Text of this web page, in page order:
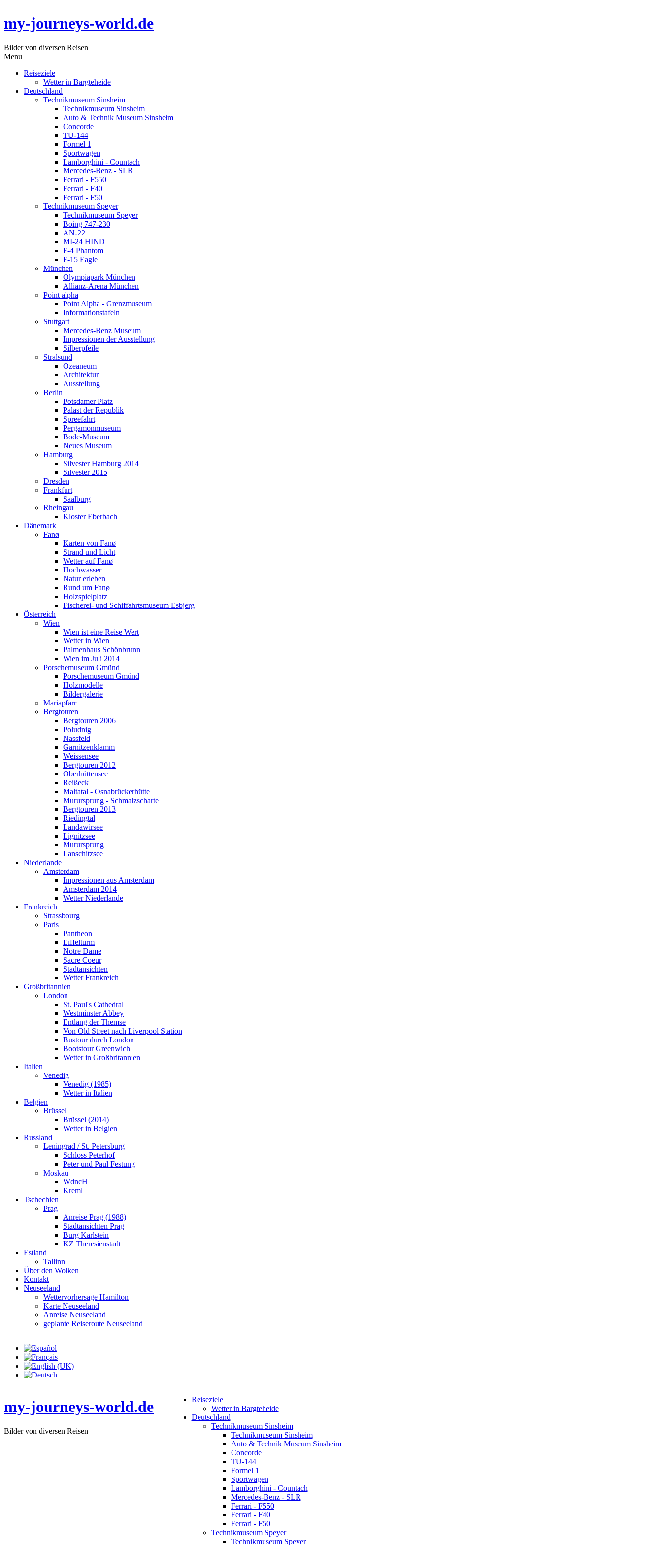
my-journeys-world.de
Bilder von diversen Reisen
Menu
Reiseziele
Wetter in Bargteheide
Deutschland
Technikmuseum Sinsheim
Technikmuseum Sinsheim
Auto & Technik Museum Sinsheim
Concorde
TU-144
Formel 1
Sportwagen
Lamborghini - Countach
Mercedes-Benz - SLR
Ferrari - F550
Ferrari - F40
Ferrari - F50
Technikmuseum Speyer
Technikmuseum Speyer
Boing 747-230
AN-22
MI-24 HIND
F-4 Phantom
F-15 Eagle
München
Olympiapark München
Allianz-Arena München
Point alpha
Point Alpha - Grenzmuseum
Informationstafeln
Stuttgart
Mercedes-Benz Museum
Impressionen der Ausstellung
Silberpfeile
Stralsund
Ozeaneum
Architektur
Ausstellung
Berlin
Potsdamer Platz
Palast der Republik
Spreefahrt
Pergamonmuseum
Bode-Museum
Neues Museum
Hamburg
Silvester Hamburg 2014
Silvester 2015
Dresden
Frankfurt
Saalburg
Rheingau
Kloster Eberbach
Dänemark
Fanø
Karten von Fanø
Strand und Licht
Wetter auf Fanø
Hochwasser
Natur erleben
Rund um Fanø
Holzspielplatz
Fischerei- und Schiffahrtsmuseum Esbjerg
Österreich
Wien
Wien ist eine Reise Wert
Wetter in Wien
Palmenhaus Schönbrunn
Wien im Juli 2014
Porschemuseum Gmünd
Porschemuseum Gmünd
Holzmodelle
Bildergalerie
Mariapfarr
Bergtouren
Bergtouren 2006
Poludnig
Nassfeld
Garnitzenklamm
Weissensee
Bergtouren 2012
Oberhüttensee
Reißeck
Maltatal - Osnabrückerhütte
Murursprung - Schmalzscharte
Bergtouren 2013
Riedingtal
Landawirsee
Lignitzsee
Murursprung
Lanschitzsee
Niederlande
Amsterdam
Impressionen aus Amsterdam
Amsterdam 2014
Wetter Niederlande
Frankreich
Strassbourg
Paris
Pantheon
Eiffelturm
Notre Dame
Sacre Coeur
Stadtansichten
Wetter Frankreich
Großbritannien
London
St. Paul's Cathedral
Westminster Abbey
Entlang der Themse
Von Old Street nach Liverpool Station
Bustour durch London
Bootstour Greenwich
Wetter in Großbritannien
Italien
Venedig
Venedig (1985)
Wetter in Italien
Belgien
Brüssel
Brüssel (2014)
Wetter in Belgien
Russland
Leningrad / St. Petersburg
Schloss Peterhof
Peter und Paul Festung
Moskau
WdncH
Kreml
Tschechien
Prag
Anreise Prag (1988)
Stadtansichten Prag
Burg Karlstein
KZ Theresienstadt
Estland
Tallinn
Über den Wolken
Kontakt
Neuseeland
Wettervorhersage Hamilton
Karte Neuseeland
Anreise Neuseeland
geplante Reiseroute Neuseeland
my-journeys-world.de
Bilder von diversen Reisen
Reiseziele
Wetter in Bargteheide
Deutschland
Technikmuseum Sinsheim
Technikmuseum Sinsheim
Auto & Technik Museum Sinsheim
Concorde
TU-144
Formel 1
Sportwagen
Lamborghini - Countach
Mercedes-Benz - SLR
Ferrari - F550
Ferrari - F40
Ferrari - F50
Technikmuseum Speyer
Technikmuseum Speyer